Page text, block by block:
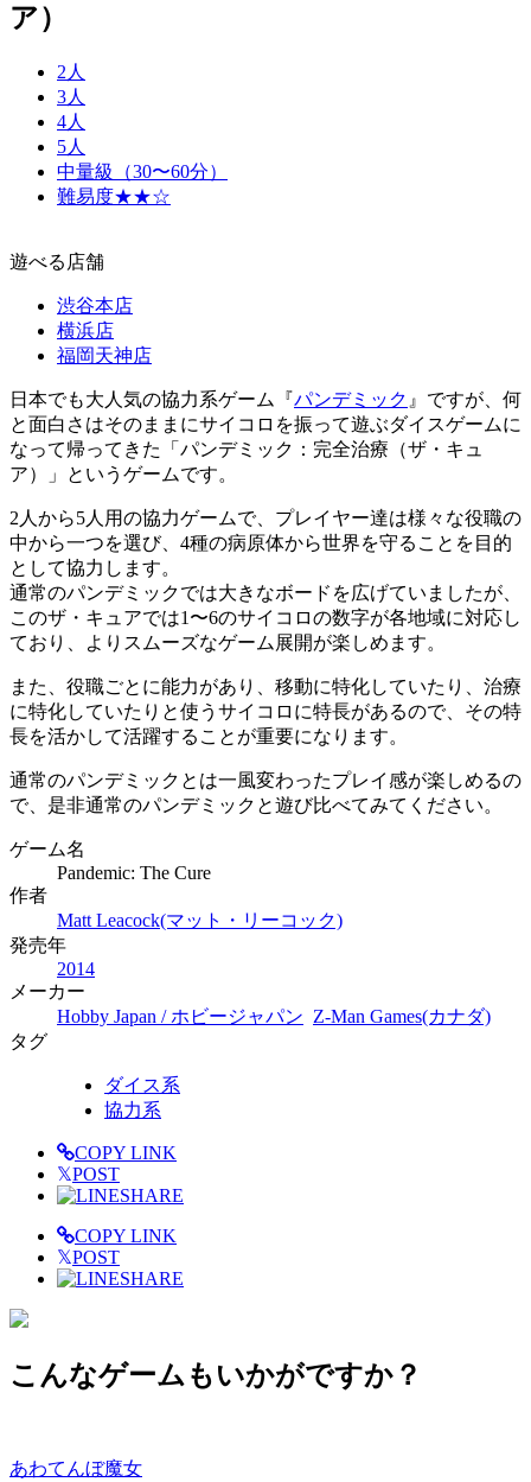
ア）
2人
3人
4人
5人
中量級（30〜60分）
難易度★★☆
遊べる店舗
渋谷本店
横浜店
福岡天神店
日本でも大人気の協力系ゲーム『パンデミック 』ですが、何
と面白さはそのままにサイコロを振って遊ぶダイスゲームに
なって帰ってきた「パンデミック：完全治療（ザ・キュ
ア）」というゲームです。
2人から5人用の協力ゲームで、プレイヤー達は様々な役職の
中から一つを選び、4種の病原体から世界を守ることを目的
として協力します。
通常のパンデミックでは大きなボードを広げていましたが、
このザ・キュアでは1〜6のサイコロの数字が各地域に対応し
ており、よりスムーズなゲーム展開が楽しめます。
また、役職ごとに能力があり、移動に特化していたり、治療
に特化していたりと使うサイコロに特長があるので、その特
長を活かして活躍することが重要になります。
通常のパンデミックとは一風変わったプレイ感が楽しめるの
で、是非通常のパンデミックと遊び比べてみてください。
ゲーム名
Pandemic: The Cure
作者
Matt Leacock(マット・リーコック)
発売年
2014
メーカー
Hobby Japan / ホビージャパン Z-Man Games(カナダ)
タグ
ダイス系
協力系
COPY LINK
𝕏POST
SHARE
COPY LINK
𝕏POST
SHARE
こんなゲームもいかがですか？
あわてんぼ魔女